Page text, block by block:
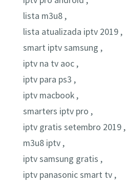
lista m3u8 ,
lista atualizada iptv 2019 ,
smart iptv samsung ,
iptv na tv aoc ,
iptv para ps3 ,
iptv macbook ,
smarters iptv pro ,
iptv gratis setembro 2019 ,
m3u8 iptv ,
iptv samsung gratis ,
iptv panasonic smart tv ,